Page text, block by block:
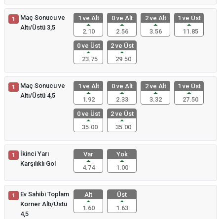
1
Maç Sonucu ve
Altı/Üstü 3,5
1 ve Alt
2.10
0 ve Alt
2.56
2 ve Alt
3.56
1 ve Üst
11.85
0 ve Üst
23.75
2 ve Üst
29.50
1
Maç Sonucu ve
Altı/Üstü 4,5
1 ve Alt
1.92
0 ve Alt
2.33
2 ve Alt
3.32
1 ve Üst
27.50
0 ve Üst
35.00
2 ve Üst
35.00
1
İkinci Yarı
Karşılıklı Gol
Var
4.74
Yok
1.00
1
Ev Sahibi Toplam
Korner Altı/Üstü
4,5
Alt
1.60
Üst
1.63